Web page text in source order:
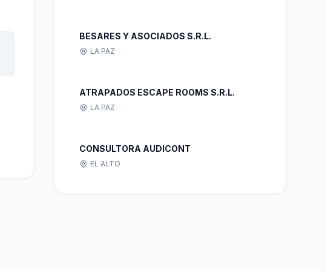
BESARES Y ASOCIADOS S.R.L.
LA PAZ
ATRAPADOS ESCAPE ROOMS S.R.L.
LA PAZ
CONSULTORA AUDICONT
EL ALTO